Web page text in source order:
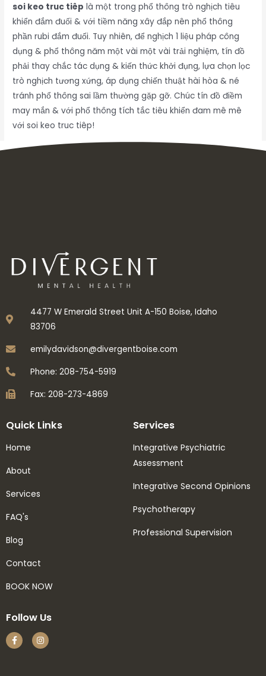
soi keo truc tiêp là một trong phổ thông trò nghịch tiêu
khiển đắm đuối & với tiềm năng xây đắp nên phổ thông
phần rubi đắm đuối. Tuy nhiên, để nghịch 1 liệu pháp công
dụng & phổ thông năm một vài một vài trải nghiệm, tín đồ
phải thay chắc tác dụng & kiến thức khởi đụng, lựa chọn lọc
trò nghịch tương xứng, áp dụng chiến thuật hài hòa & né
tránh phổ thông sai lầm thường gặp gỡ. Chúc tín đồ điềm
may mắn & với phổ thông tích tắc tiêu khiển đam mê mê
với soi keo truc tiêp!
4477 W Emerald Street Unit A-150 Boise, Idaho
83706
emilydavidson@divergentboise.com
Phone: 208-754-5919
Fax: 208-273-4869
Quick Links
Home
About
Services
FAQ's
Blog
Contact
BOOK NOW
Services
Integrative Psychiatric
Assessment
Integrative Second Opinions
Psychotherapy
Professional Supervision
Follow Us